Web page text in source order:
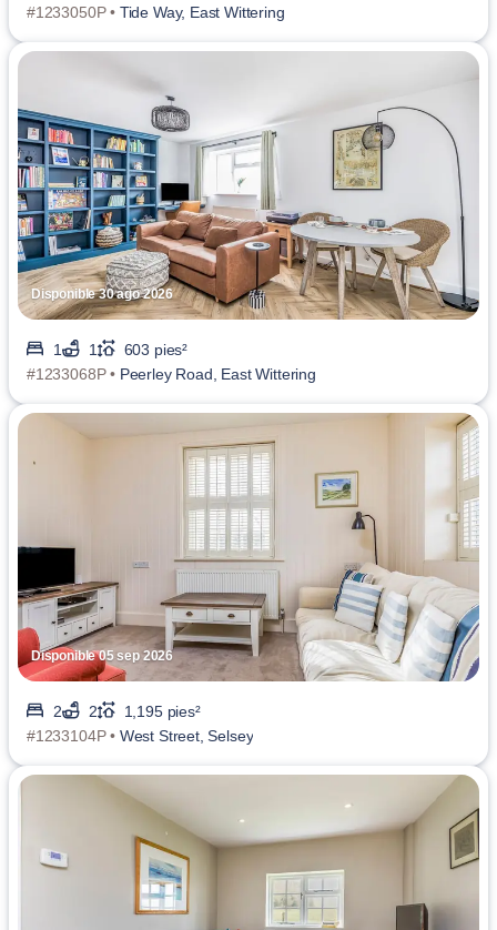
#1233050P • Tide Way, East Wittering
Disponible 30 ago 2026
1 1
603 pies²
#1233068P • Peerley Road, East Wittering
Disponible 05 sep 2026
2 2
1,195 pies²
#1233104P • West Street, Selsey